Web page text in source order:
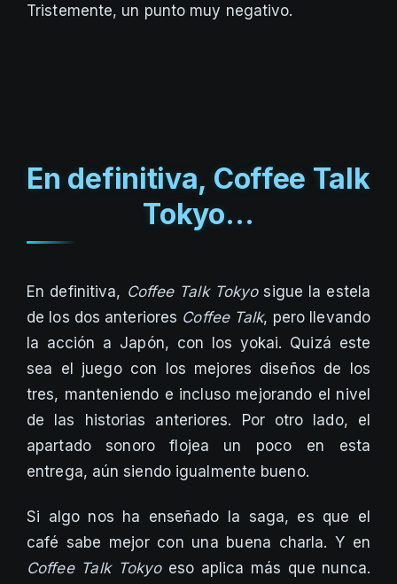
Tristemente, un punto muy negativo.
En definitiva, Coffee Talk
Tokyo…
En definitiva, Coffee Talk Tokyosigue la estela
de los dos anteriores Coffee Talk, pero llevando
la acción a Japón, con los yokai. Quizá este
sea el juego con los mejores diseños de los
tres, manteniendo e incluso mejorando el nivel
de las historias anteriores. Por otro lado, el
apartado sonoro flojea un poco en esta
entrega, aún siendo igualmente bueno.
Si algo nos ha enseñado la saga, es que el
café sabe mejor con una buena charla. Y en
Coffee Talk Tokyoeso aplica más que nunca.